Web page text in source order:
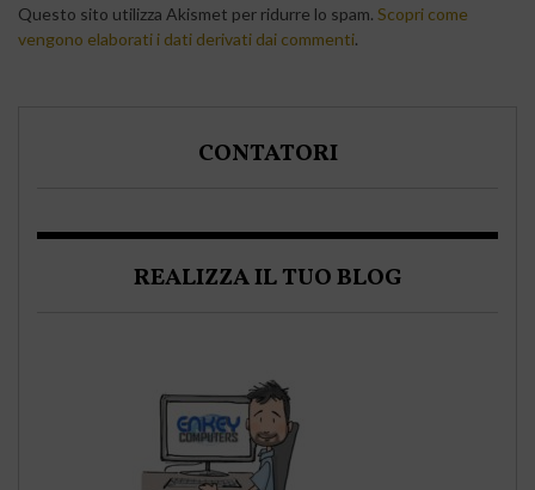
Questo sito utilizza Akismet per ridurre lo spam. Scopri come
vengono elaborati i dati derivati dai commenti.
CONTATORI
REALIZZA IL TUO BLOG